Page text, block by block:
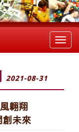
2021-08-31
翺翔
未來